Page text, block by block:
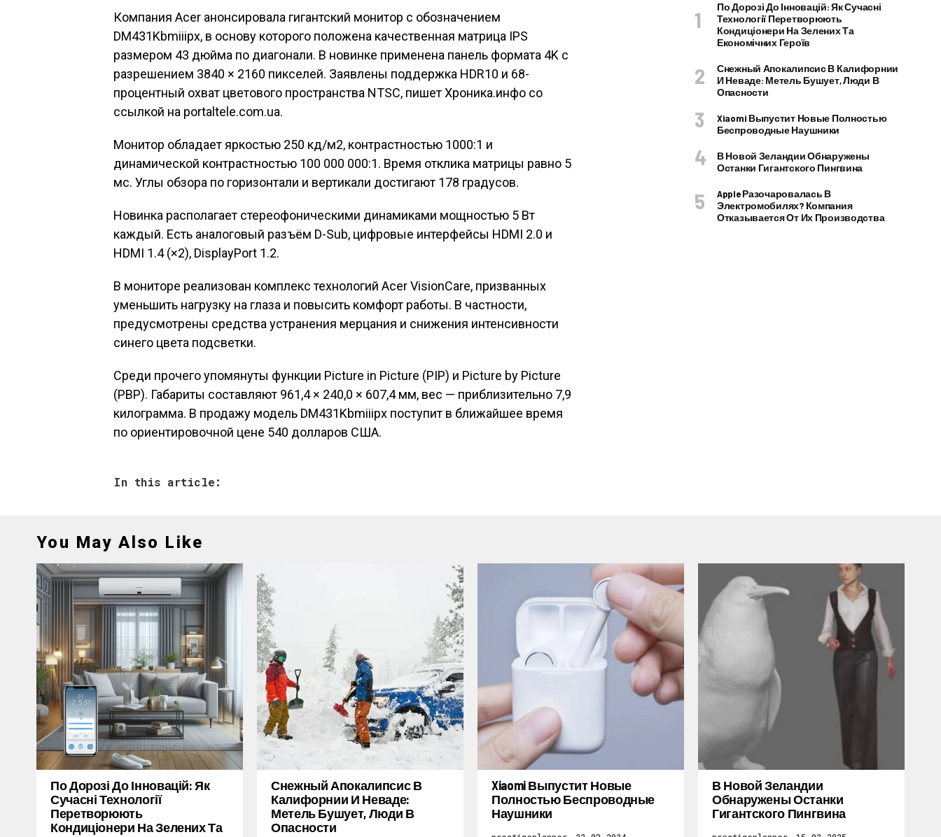
Компания Acer анонсировала гигантский монитор с обозначением
DM431Kbmiiipx, в основу которого положена качественная матрица IPS
размером 43 дюйма по диагонали. В новинке применена панель формата 4K с
разрешением 3840 × 2160 пикселей. Заявлены поддержка HDR10 и 68-
процентный охват цветового пространства NTSC, пишет Хроника.инфо со
ссылкой на portaltele.com.ua.
Монитор обладает яркостью 250 кд/м2, контрастностью 1000:1 и
динамической контрастностью 100 000 000:1. Время отклика матрицы равно 5
мс. Углы обзора по горизонтали и вертикали достигают 178 градусов.
Новинка располагает стереофоническими динамиками мощностью 5 Вт
каждый. Есть аналоговый разъём D-Sub, цифровые интерфейсы HDMI 2.0 и
HDMI 1.4 (×2), DisplayPort 1.2.
В мониторе реализован комплекс технологий Acer VisionCare, призванных
уменьшить нагрузку на глаза и повысить комфорт работы. В частности,
предусмотрены средства устранения мерцания и снижения интенсивности
синего цвета подсветки.
Среди прочего упомянуты функции Picture in Picture (PIP) и Picture by Picture
(PBP). Габариты составляют 961,4 × 240,0 × 607,4 мм, вес — приблизительно 7,9
килограмма. В продажу модель DM431Kbmiiipx поступит в ближайшее время
по ориентировочной цене 540 долларов США.
In this article:
По Дорозі До Інновацій: Як Сучасні
Технології Перетворюють
Кондиціонери На Зелених Та
Економічних Героїв
Снежный Апокалипсис В Калифорнии
И Неваде: Метель Бушует, Люди В
Опасности
Xiaomi Выпустит Новые Полностью
Беспроводные Наушники
В Новой Зеландии Обнаружены
Останки Гигантского Пингвина
Apple Разочаровалась В
Электромобилях? Компания
Отказывается От Их Производства
You May Also Like
По Дорозі До Інновацій: Як
Сучасні Технології
Перетворюють
Кондиціонери На Зелених Та
Снежный Апокалипсис В
Калифорнии И Неваде:
Метель Бушует, Люди В
Опасности
Xiaomi Выпустит Новые
Полностью Беспроводные
Наушники
В Новой Зеландии
Обнаружены Останки
Гигантского Пингвина